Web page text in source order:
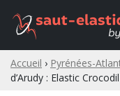
content
Accueil › Pyrénées-
d’Arudy : Elastic